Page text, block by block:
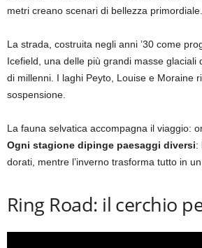
metri creano scenari di bellezza primordiale.
La strada, costruita negli anni ’30 come
Icefield, una delle più grandi masse
di millenni. I laghi Peyto, Louise e Moraine
sospensione.
La fauna selvatica accompagna il viaggio:
Ogni stagione dipinge paesaggi diversi:
dorati, mentre l’inverno trasforma tutto in
Ring Road: il cerchio